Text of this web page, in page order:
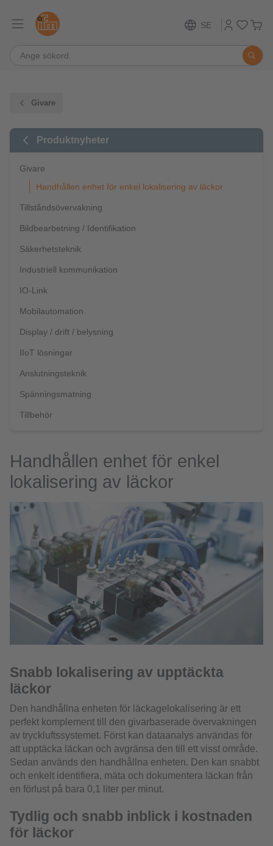
SE
Givare
Produktnyheter
Givare
Handhållen enhet för enkel lokalisering av läckor
Tillståndsövervakning
Bildbearbetning / Identifikation
Säkerhetsteknik
Industriell kommunikation
IO-Link
Mobilautomation
Display / drift / belysning
IIoT lösningar
Anslutningsteknik
Spänningsmatning
Tillbehör
Handhållen enhet för enkel
lokalisering av läckor
Snabb lokalisering av upptäckta
läckor
Den handhållna enheten för läckagelokalisering är ett
perfekt komplement till den givarbaserade övervakningen
av tryckluftssystemet. Först kan dataanalys användas för
att upptäcka läckan och avgränsa den till ett visst område.
Sedan används den handhållna enheten. Den kan snabbt
och enkelt identifiera, mäta och dokumentera läckan från
en förlust på bara 0,1 liter per minut.
Tydlig och snabb inblick i kostnaden
för läckor